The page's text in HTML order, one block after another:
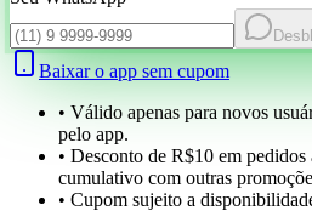
Baixar o app sem cupom
• Válido apenas para novos
pelo app.
• Desconto de R$10 em
cumulativo com outras
• Cupom sujeito a